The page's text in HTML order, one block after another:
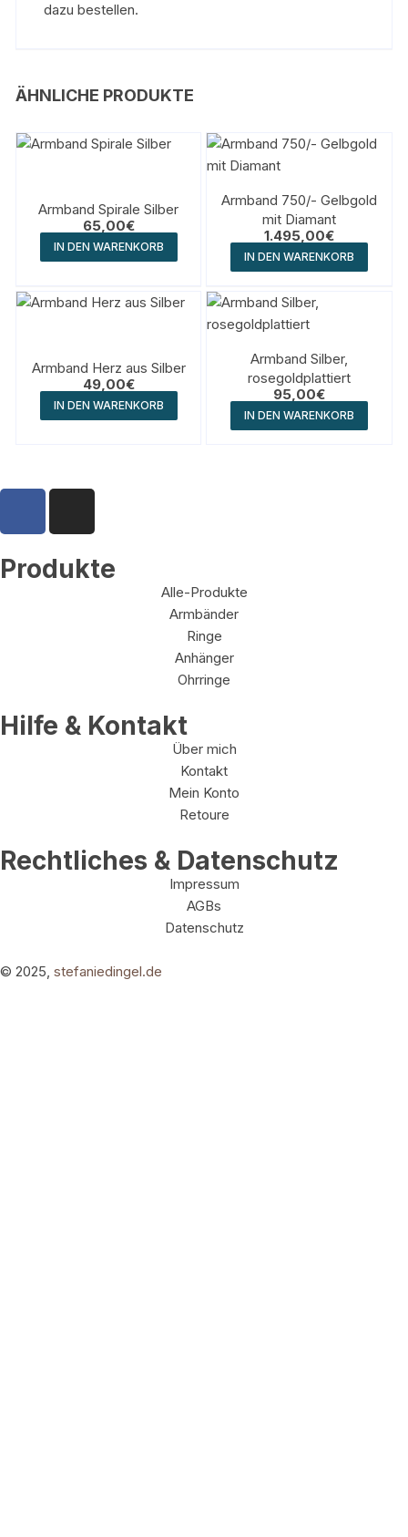
dazu bestellen.
ÄHNLICHE PRODUKTE
Armband Spirale Silber
65,00€
IN DEN WARENKORB
Armband 750/- Gelbgold
mit Diamant
1.495,00€
IN DEN WARENKORB
Armband Herz aus Silber
49,00€
IN DEN WARENKORB
Armband Silber,
rosegoldplattiert
95,00€
IN DEN WARENKORB
Produkte
Alle-Produkte
Armbänder
Ringe
Anhänger
Ohrringe
Hilfe & Kontakt
Über mich
Kontakt
Mein Konto
Retoure
Rechtliches & Datenschutz
Impressum
AGBs
Datenschutz
© 2025, stefaniedingel.de